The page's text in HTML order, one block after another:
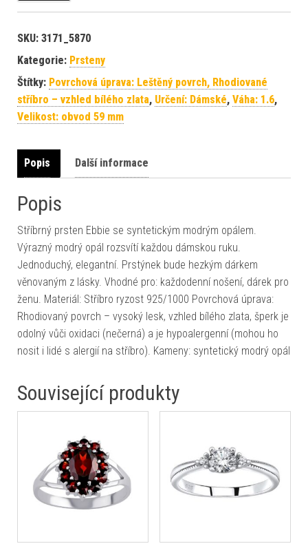
SKU: 3171_5870
Kategorie: Prsteny
Štítky: Povrchová úprava: Leštěný povrch, Rhodiované
stříbro – vzhled bílého zlata, Určení: Dámské, Váha: 1.6,
Velikost: obvod 59 mm
Popis Další informace
Popis
Stříbrný prsten Ebbie se syntetickým modrým opálem.
Výrazný modrý opál rozsvítí každou dámskou ruku.
Jednoduchý, elegantní. Prstýnek bude hezkým dárkem
věnovaným z lásky. Vhodné pro: každodenní nošení, dárek pro
ženu. Materiál: Stříbro ryzost 925/1000 Povrchová úprava:
Rhodiovaný povrch – vysoký lesk, vzhled bílého zlata, šperk je
odolný vůči oxidaci (nečerná) a je hypoalergenní (mohou ho
nosit i lidé s alergií na stříbro). Kameny: syntetický modrý opál
Související produkty